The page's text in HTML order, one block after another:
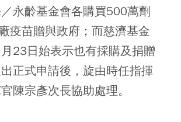
永齡基金會各購買500萬劑
疫苗贈與政府；而慈濟基金
23日始表示也有採購及捐贈
正式申請後，旋由時任指揮
陳宗彥次長協助處理。